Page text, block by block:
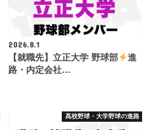
2026.8.1
【就職先】立正大学 野球部
進
路・内定会社…
高校野球・大学野球の進路